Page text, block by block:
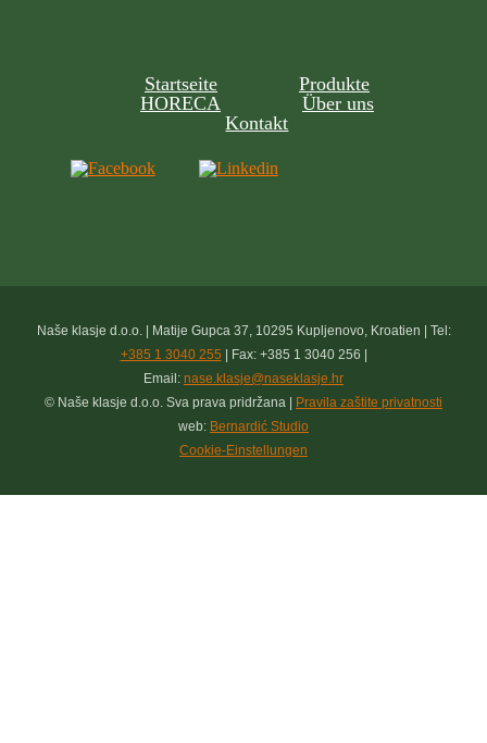
Startseite
Produkte
HORECA
Über uns
Kontakt
Naše klasje d.o.o. | Matije Gupca 37, 10295 Kupljenovo, Kroatien | Tel:
+385 1 3040 255 | Fax: +385 1 3040 256 |
Email: nase.klasje@naseklasje.hr
© Naše klasje d.o.o. Sva prava pridržana |
Pravila zaštite privatnosti
web: Bernardić Studio
Cookie-Einstellungen